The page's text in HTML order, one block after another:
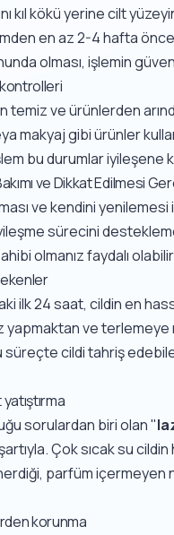
kıl kökü yerine cilt
en az 2-4 hafta
olması, işlemin
temiz ve ürünlerden
makyaj gibi ürünler
bu durumlar iyileşene
ve Dikkat Edilmesi
ve kendini
sürecini
olmanız faydalı
ilk 24 saat, cildin en
ve terlemeye
süreçte cildi tahriş
sorulardan biri olan "
Çok sıcak su
parfüm
korunma